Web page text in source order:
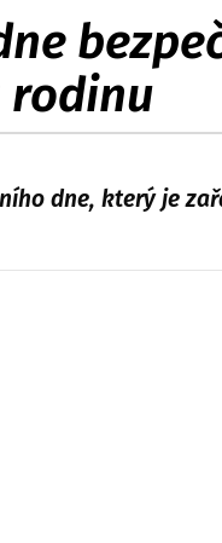
rodinu
dne, který je